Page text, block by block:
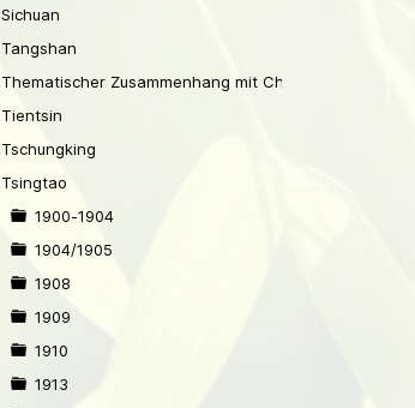
Sichuan
Tangshan
Thematischer Zusammenhang mit China
Tientsin
Tschungking
Tsingtao
1900-1904
1904/1905
1908
1909
1910
1913